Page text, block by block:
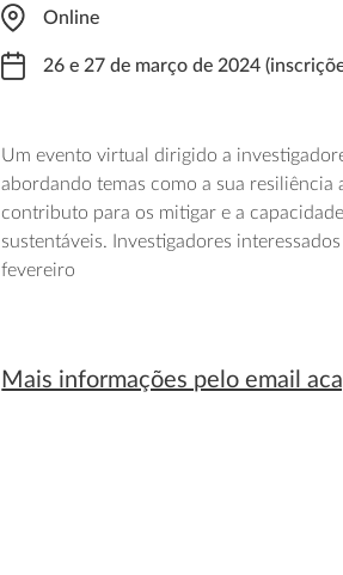
Online
26 e 27 de março de 2024
Um evento virtual dirigido a
abordando temas como a sua resiliência
contributo para os mitigar e a
sustentáveis. Investigadores
fevereiro
Mais informações pelo email